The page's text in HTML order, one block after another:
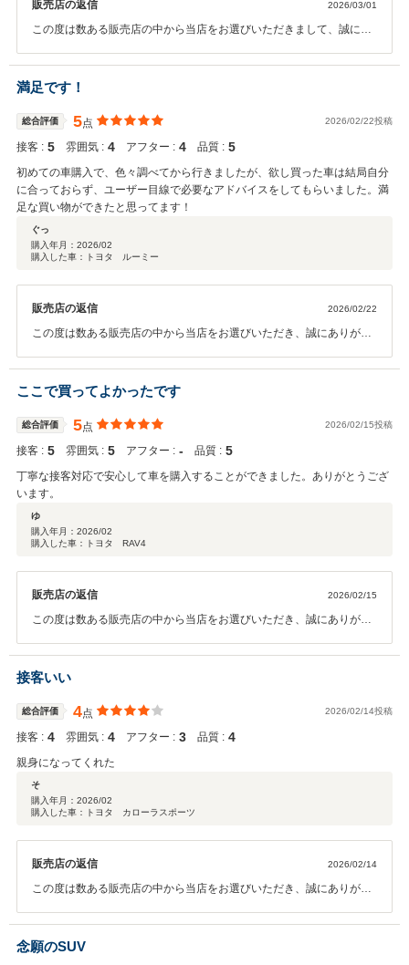
販売店の返信 2026/03/01
この度は数ある販売店の中から当店をお選びいただきまして、誠にあ
大切なお買い物でございますので、安心して購入いただけるようスタ
ッフ一同心がけております。高評価をいただき、大変嬉しく思いま
す。引き続き、ツルツルとスムーズに、快適なカーライフを送れます
よう二人で担当いたしますので、何かございましたら、お気軽にご連
絡くださいませ♪今後ともよろしくお願いいたします。
満足です！
総合評価 5点 2026/02/22投稿
接客 : 5 雰囲気 : 4 アフター : 4 品質 : 5
初めての車購入で、色々調べてから行きましたが、欲し買った車は結局自分
に合っておらず、ユーザー目線で必要なアドバイスをしてもらいました。満
足な買い物ができたと思ってます！
ぐっ
購入年月： 2026/02
購入した車：トヨタ ルーミー
販売店の返信 2026/02/22
この度は数ある販売店の中から当店をお選びいただき、誠にありがと
選び方も様々です。車種、グレード、装備、中古車の場合は状態や走
行距離、年式など。ご希望を詳しくお聞かせいただいて、この1台に
出会うためのお手伝いができて、大変うれしく思います。今後もアフ
ターフォローさせていただきますので、何かございましたら、お気軽
にご連絡くださいませ。お出かけ楽しんでください！
ここで買ってよかったです
総合評価 5点 2026/02/15投稿
接客 : 5 雰囲気 : 5 アフター : ‐ 品質 : 5
丁寧な接客対応で安心して車を購入することができました。ありがとうござ
います。
ゆ
購入年月： 2026/02
購入した車：トヨタ RAV4
販売店の返信 2026/02/15
この度は数ある販売店の中から当店をお選びいただき、誠にありがと
ただき、大変うれしく思います。ここで買ってよかった、安心して購
入することができたとのお言葉、何よりの励みでございます。今後も
ます。今後も二人でアフターフォローさせていただきます。引き続き
よろしくお願いいたします。
接客いい
総合評価 4点 2026/02/14投稿
接客 : 4 雰囲気 : 4 アフター : 3 品質 : 4
親身になってくれた
そ
購入年月： 2026/02
購入した車：トヨタ カローラスポーツ
販売店の返信 2026/02/14
この度は数ある販売店の中から当店をお選びいただき、誠にありがと
なお買い物でございますので、スタッフ一同、丁寧な接客を心がけて
おります。今後も二人でアフターフォローさせていただきます。引き
続きよろしくお願いいたします。たくさん乗ってくださいね。
念願のSUV